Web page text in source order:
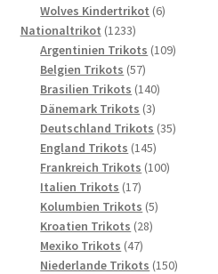
Wolves Kindertrikot 66
Nationaltrikot 12331233
Produkte
Argentinien Trikots 109109
Belgien Trikots 5757
Produkte
Brasilien Trikots 140140
Dänemark Trikots 33
Produkte
Deutschland Trikots 3535
England Trikots 145145
Produkte
Frankreich Trikots 100100
Italien Trikots 1717
Produkte
Kolumbien Trikots 55
Kroatien Trikots 2828
Mexiko Trikots 4747
Produkte
Niederlande Trikots 150150